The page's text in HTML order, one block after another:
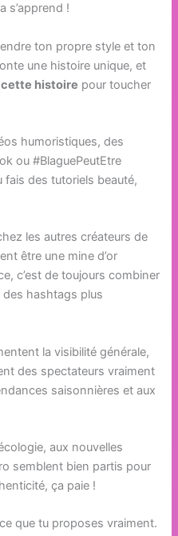
s’apprend !
ton propre style et ton
une histoire unique, et
histoire pour toucher
humoristiques, des
ou #BlaguePeutEtre
fais des tutoriels beauté,
les autres créateurs de
être une mine d’or
c’est de toujours combiner
hashtags plus
la visibilité générale,
des spectateurs vraiment
saisonnières et aux
aux nouvelles
semblent bien partis pour
ça paie !
que tu proposes vraiment.